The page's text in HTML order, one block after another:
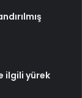
ilgili yürek